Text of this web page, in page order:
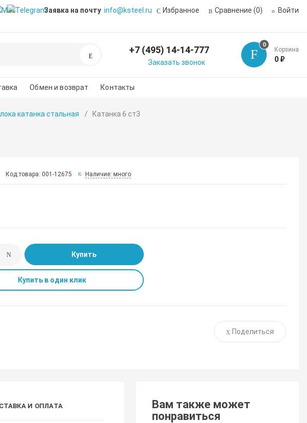
Заявка на почту info@ksteel.ru Избранное Сравнение (0) Войти
Поиск +7 (495) 14-14-777
Заказать звонок
0
Корзина
0 ₽
Обмен и возврат Контакты
катанка стальная Катанка 6 ст3
Код товара: 001-12675 Наличие: много
Купить
Купить в один клик
Поделиться
И ОПЛАТА
Вам также может
понравиться